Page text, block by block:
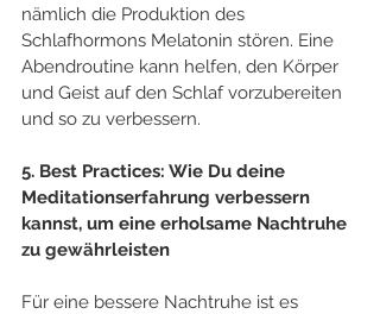
nämlich die Produktion des
Schlafhormons Melatonin stören. Eine
Abendroutine kann helfen, den Körper
und Geist auf den Schlaf vorzubereiten
und so zu verbessern.
5. Best Practices: Wie Du deine
Meditationserfahrung verbessern
kannst, um eine erholsame Nachtruhe
zu gewährleisten
Für eine bessere Nachtruhe ist es